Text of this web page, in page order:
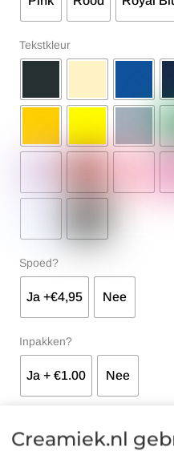
Tekstkleur
Spoed?
Ja +€4,95 Nee
Inpakken?
Ja + €1.00 Nee
Creamiek.nl